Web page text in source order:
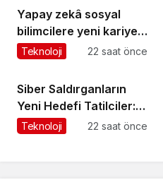
Yapay zekâ sosyal
bilimcilere yeni kariyer
kapıları açıyor!
Teknoloji 22 saat önce
Siber Saldırganların
Yeni Hedefi Tatilciler:
Kaspersky’den Güvenli
Teknoloji 22 saat önce